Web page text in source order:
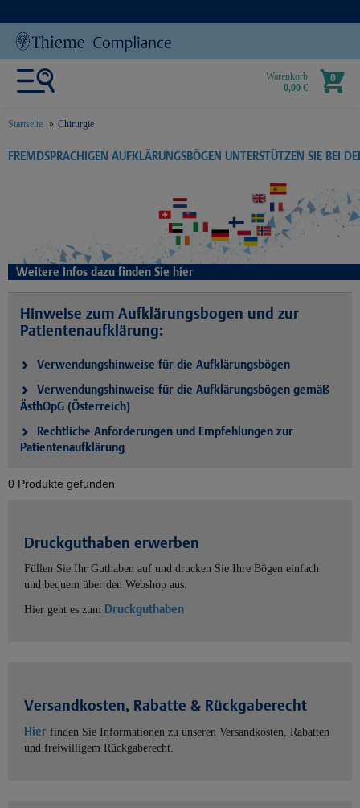
Warenkorb
0,00 €
0
Startseite Chirurgie
text.skipToContent
text.skipToNavigation
FREMDSPRACHIGEN AUFKLÄRUNGSBÖGEN UNTERSTÜTZEN SIE BEI
Weitere Infos dazu finden Sie hier
Hinweise zum Aufklärungsbogen und zur
Patientenaufklärung:
Verwendungshinweise für die Aufklärungsbögen
Verwendungshinweise für die Aufklärungsbögen gemäß
ÄsthOpG (Österreich)
Rechtliche Anforderungen und Empfehlungen zur
Patientenaufklärung
0 Produkte gefunden
Druckguthaben erwerben
Füllen Sie Ihr Guthaben auf und drucken Sie Ihre Bögen einfach
und bequem über den Webshop aus.
Hier geht es zum Druckguthaben
Versandkosten, Rabatte & Rückgaberecht
Hier finden Sie Informationen zu unseren Versandkosten, Rabatten
und freiwilligem Rückgaberecht.